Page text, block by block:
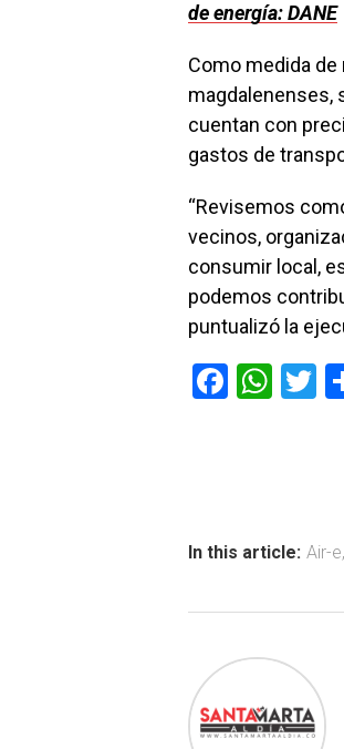
de energía: DANE
Como medida
magdalenenses,
cuentan con
gastos de
“Revisemos
vecinos,
consumir local,
podemos
puntualizó la
F
ok
W
p
T
In this article: Air-e,